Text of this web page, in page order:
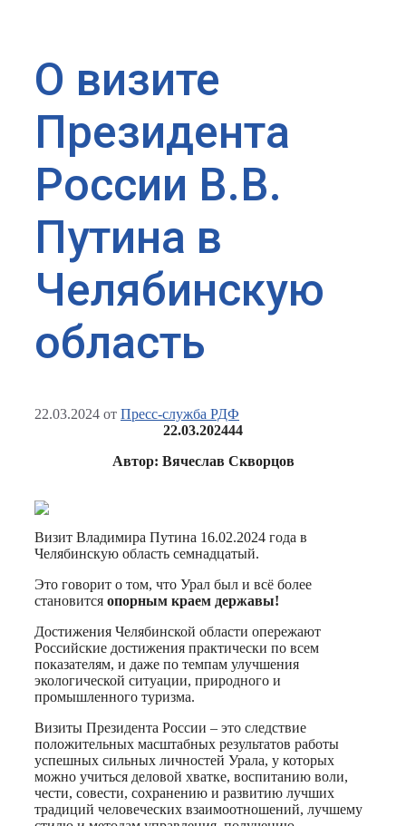
О визите
Президента
России В.В.
Путина в
Челябинскую
область
22.03.2024 от Пресс-служба РДФ
22.03.202444
Автор: Вячеслав Скворцов
Визит Владимира Путина 16.02.2024 года в
Челябинскую область семнадцатый.
Это говорит о том, что Урал был и всё более
становится опорным краем державы!
Достижения Челябинской области опережают
Российские достижения практически по всем
показателям, и даже по темпам улучшения
экологической ситуации, природного и
промышленного туризма.
Визиты Президента России – это следствие
положительных масштабных результатов работы
успешных сильных личностей Урала, у которых
можно учиться деловой хватке, воспитанию воли,
чести, совести, сохранению и развитию лучших
традиций человеческих взаимоотношений, лучшему